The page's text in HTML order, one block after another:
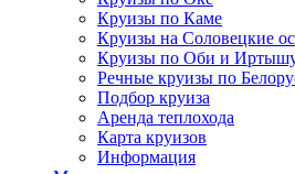
Круизы по Каме
Круизы на Соловецкие
Круизы по Оби и Иртышу
Речные круизы по
Подбор круиза
Аренда теплохода
Карта круизов
Информация